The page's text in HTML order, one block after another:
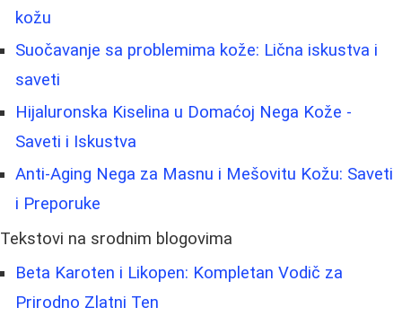
kožu
Suočavanje sa problemima kože: Lična iskustva i
saveti
Hijaluronska Kiselina u Domaćoj Nega Kože -
Saveti i Iskustva
Anti-Aging Nega za Masnu i Mešovitu Kožu: Saveti
i Preporuke
Tekstovi na srodnim blogovima
Beta Karoten i Likopen: Kompletan Vodič za
Prirodno Zlatni Ten